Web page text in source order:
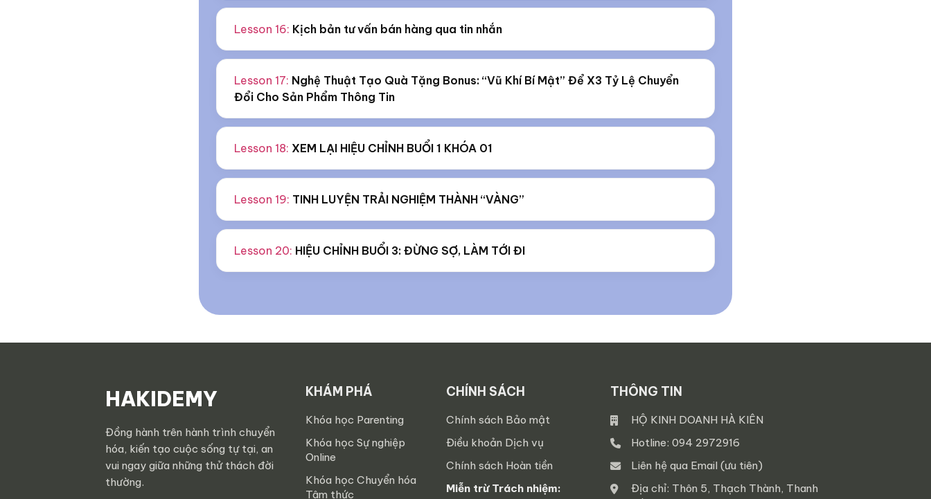
Lesson 16: Kịch bản tư vấn bán hàng qua tin nhắn
Lesson 17: Nghệ Thuật Tạo Quà Tặng Bonus: “Vũ Khí Bí Mật” Để X3 Tỷ Lệ Chuyển
Đổi Cho Sản Phẩm Thông Tin
Lesson 18: XEM LẠI HIỆU CHỈNH BUỔI 1 KHÓA 01
Lesson 19: TINH LUYỆN TRẢI NGHIỆM THÀNH “VÀNG”
Lesson 20: HIỆU CHỈNH BUỔI 3: ĐỪNG SỢ, LÀM TỚI ĐI
HAKIDEMY
Đồng hành trên hành trình chuyển
hóa, kiến tạo cuộc sống tự tại, an
vui ngay giữa những thử thách đời
thường.
KHÁM PHÁ
Khóa học Parenting
Khóa học Sự nghiệp
Online
Khóa học Chuyển hóa
Tâm thức
CHÍNH SÁCH
Chính sách Bảo mật
Điều khoản Dịch vụ
Chính sách Hoàn tiền
Miễn trừ Trách nhiệm:
THÔNG TIN
HỘ KINH DOANH HÀ KIÊN
Hotline: 094 2972916
Liên hệ qua Email (ưu tiên)
Địa chỉ: Thôn 5, Thạch Thành, Thanh